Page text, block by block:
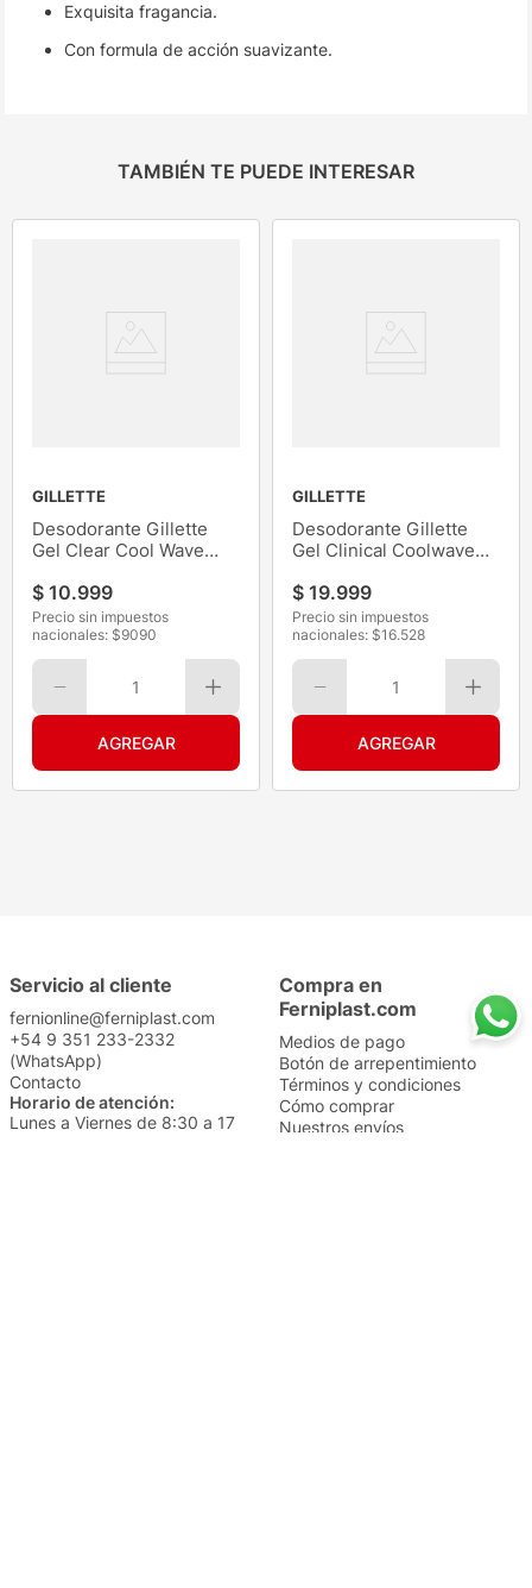
Exquisita fragancia.
Con formula de acción suavizante.
TAMBIÉN TE PUEDE INTERESAR
GILLETTE
Desodorante Gillette
Gel Clear Cool Wave
$ 10.999
Precio sin impuestos
nacionales: $9090
1
GILLETTE
Desodorante Gillette
Gel Clinical Coolwave
$ 19.999
Precio sin impuestos
nacionales: $16.528
1
Servicio al cliente
fernionline@ferniplast.com
+54 9 351 233-2332
(WhatsApp)
Contacto
Horario de atención:
Lunes a Viernes de 8:30 a 17
Compra en
Ferniplast.com
Medios de pago
Botón de arrepentimiento
Términos y condiciones
Cómo comprar
Nuestros envíos